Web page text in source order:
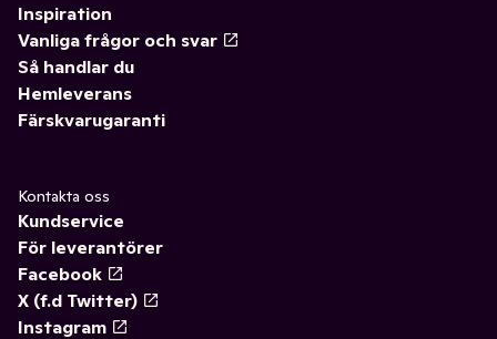
Inspiration
Vanliga frågor och svar
Så handlar du
Hemleverans
Färskvarugaranti
Kontakta oss
Kundservice
För leverantörer
Facebook
X (f.d Twitter)
Instagram